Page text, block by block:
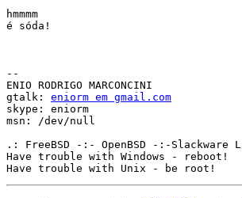
hmmmm
é sóda!
--
ENIO RODRIGO MARCONCINI
gtalk: eniorm em gmail.com
skype: eniorm
msn: /dev/null
.: FreeBSD -:- OpenBSD -:-Slackware
Have trouble with Windows - reboot!